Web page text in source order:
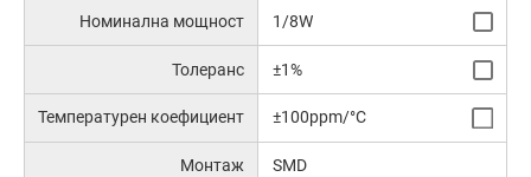
Номинална мощност 1/8W
Толеранс ±1%
Температурен коефициент ±100ppm/°C
Монтаж SMD